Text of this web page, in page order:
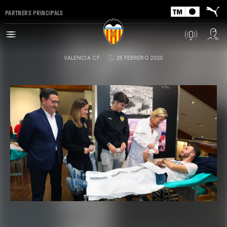
PARTNERS PRINCIPALS
VALENCIA CF 25 FEBRERO 2020